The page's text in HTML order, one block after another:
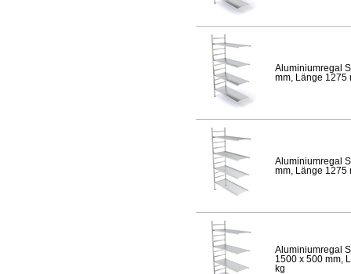
Aluminiumregal
mm, Länge 1275
Aluminiumregal
mm, Länge 1275
Aluminiumregal
1500 x 500 mm,
kg